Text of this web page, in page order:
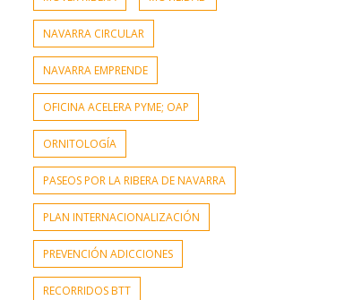
NAVARRA CIRCULAR
NAVARRA EMPRENDE
OFICINA ACELERA PYME; OAP
ORNITOLOGÍA
PASEOS POR LA RIBERA DE NAVARRA
PLAN INTERNACIONALIZACIÓN
PREVENCIÓN ADICCIONES
RECORRIDOS BTT